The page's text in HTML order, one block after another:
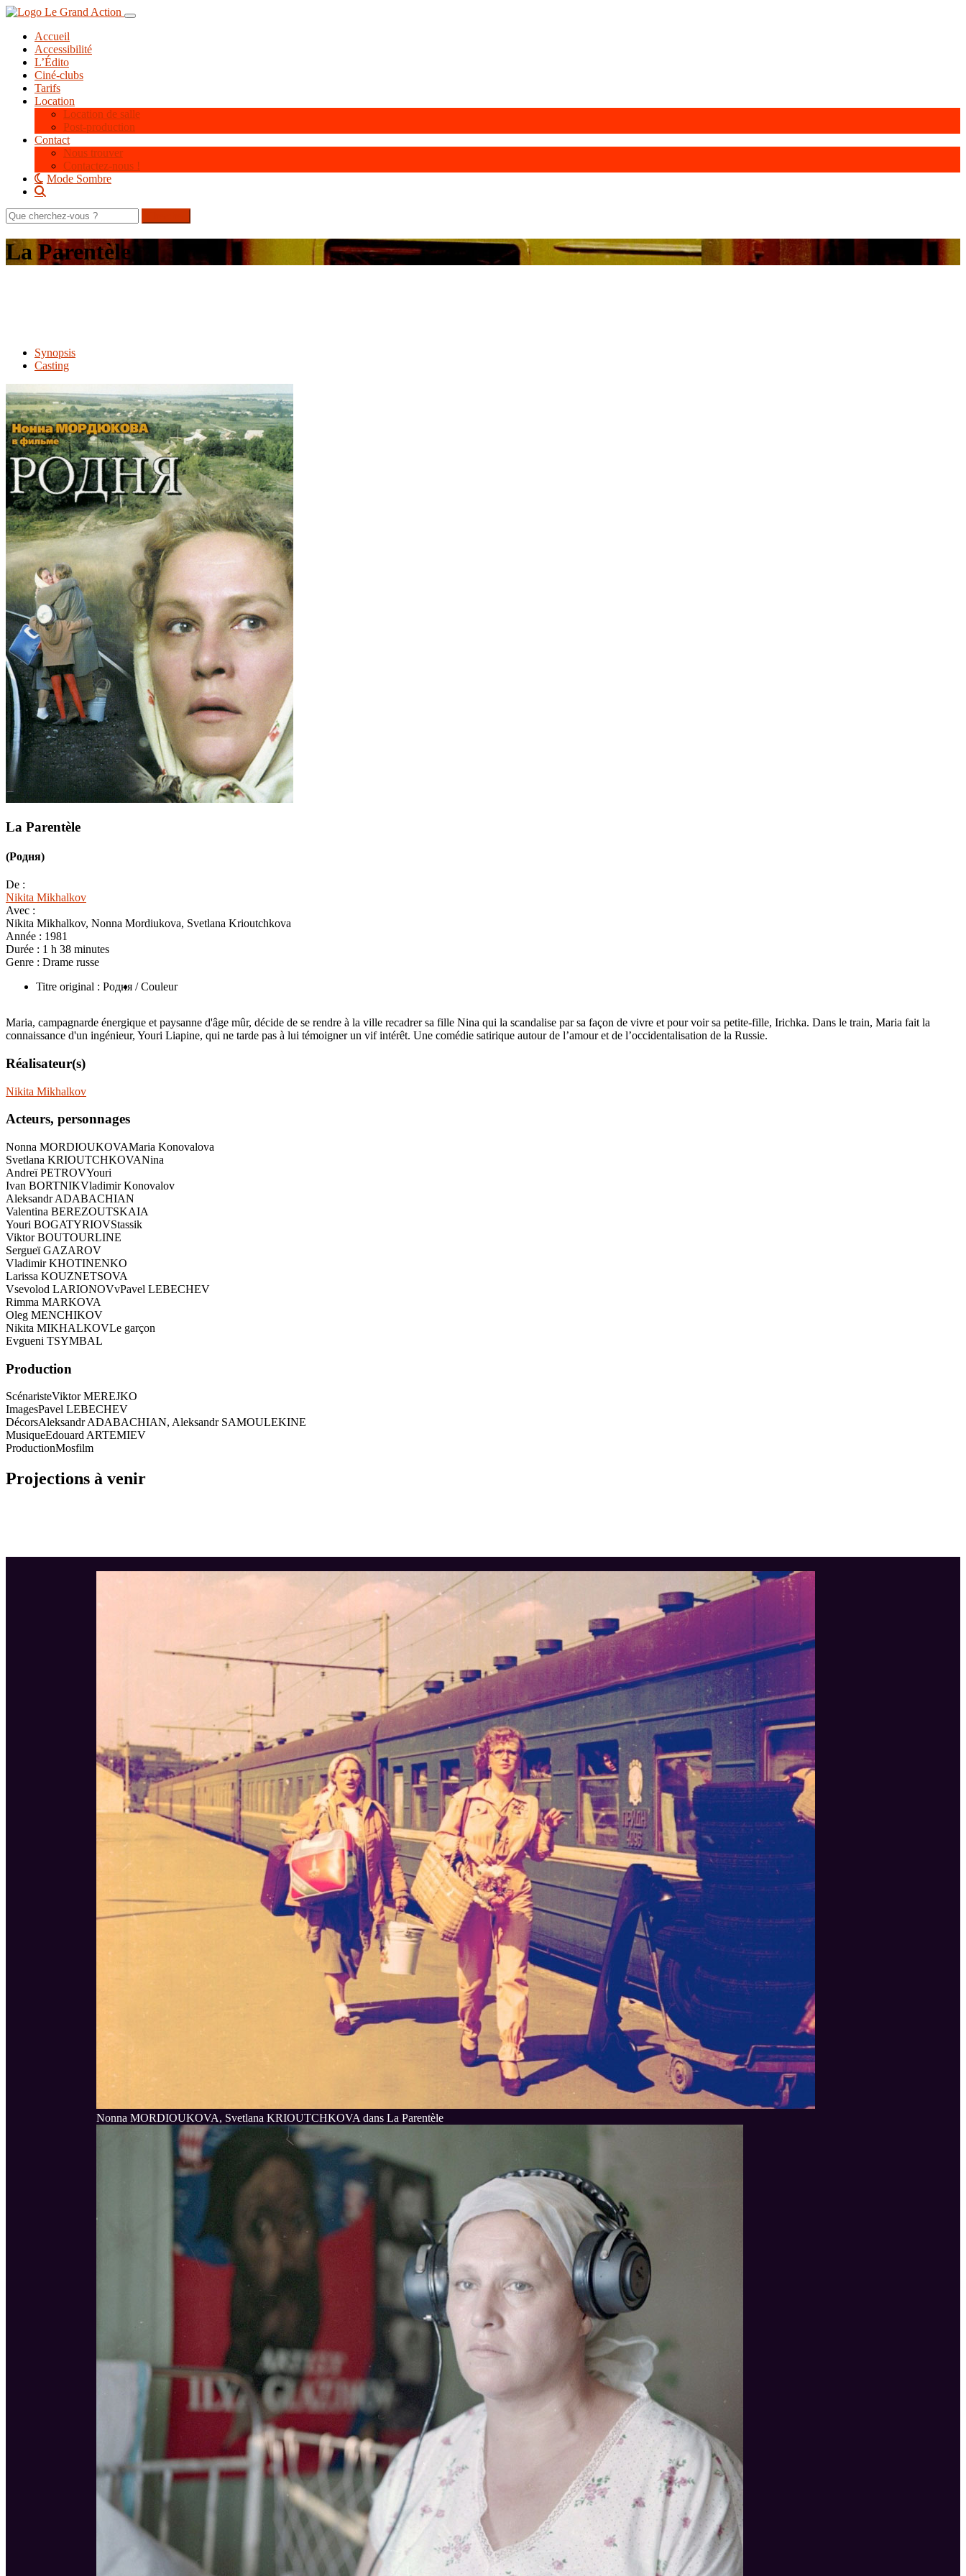
Aller
contenu
principal
Toggle navigation
Accueil
Accessibilité
L’Édito
Ciné-clubs
Tarifs
Location
Location de salle
Post-production
Contact
Nous trouver
Contactez-nous !
Mode Sombre
Rechercher
sur
le
site
La Parentèle
Synopsis
Casting
La Parentèle
(Родня)
De :
Nikita Mikhalkov
Avec :
Nikita Mikhalkov, Nonna Mordiukova, Svetlana Krioutchkova
Année : 1981
Durée : 1 h 38 minutes
Genre : Drame russe
Titre original : Родня / Couleur
Maria, campagnarde énergique et paysanne d'âge mûr, décide de se rendre à la ville recadrer sa fille Nina qui la scandalise par sa façon de vivre et pour voir sa petite-fille, Irichka. Dans le train, Maria fait la
connaissance d'un ingénieur, Youri Liapine, qui ne tarde pas à lui témoigner un vif intérêt. Une comédie satirique autour de l’amour et de l’occidentalisation de la Russie.
Réalisateur(s)
Nikita Mikhalkov
Acteurs, personnages
Nonna MORDIOUKOVAMaria Konovalova
Svetlana KRIOUTCHKOVANina
Andreï PETROVYouri
Ivan BORTNIKVladimir Konovalov
Aleksandr ADABACHIAN
Valentina BEREZOUTSKAIA
Youri BOGATYRIOVStassik
Viktor BOUTOURLINE
Sergueï GAZAROV
Vladimir KHOTINENKO
Larissa KOUZNETSOVA
Vsevolod LARIONOVvPavel LEBECHEV
Rimma MARKOVA
Oleg MENCHIKOV
Nikita MIKHALKOVLe garçon
Evgueni TSYMBAL
Production
ScénaristeViktor MEREJKO
ImagesPavel LEBECHEV
DécorsAleksandr ADABACHIAN, Aleksandr SAMOULEKINE
MusiqueEdouard ARTEMIEV
ProductionMosfilm
Projections à venir
Nonna MORDIOUKOVA, Svetlana KRIOUTCHKOVA dans La Parentèle